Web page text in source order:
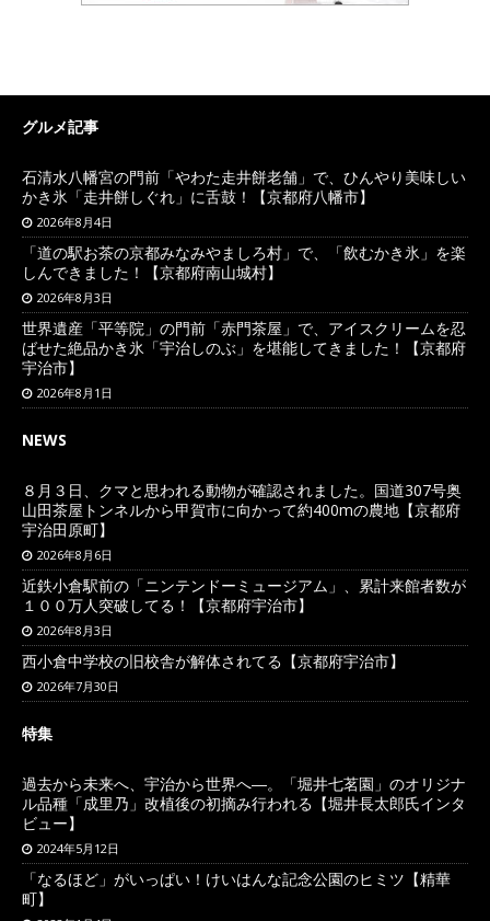
グルメ記事
石清水八幡宮の門前「やわた走井餅老舗」で、ひんやり美味しい
かき氷「走井餅しぐれ」に舌鼓！【京都府八幡市】
2026年8月4日
「道の駅お茶の京都みなみやましろ村」で、「飲むかき氷」を楽
しんできました！【京都府南山城村】
2026年8月3日
世界遺産「平等院」の門前「赤門茶屋」で、アイスクリームを忍
ばせた絶品かき氷「宇治しのぶ」を堪能してきました！【京都府
宇治市】
2026年8月1日
NEWS
８月３日、クマと思われる動物が確認されました。国道307号奥
山田茶屋トンネルから甲賀市に向かって約400mの農地【京都府
宇治田原町】
2026年8月6日
近鉄小倉駅前の「ニンテンドーミュージアム」、累計来館者数が
１００万人突破してる！【京都府宇治市】
2026年8月3日
西小倉中学校の旧校舎が解体されてる【京都府宇治市】
2026年7月30日
特集
過去から未来へ、宇治から世界へ―。「堀井七茗園」のオリジナ
ル品種「成里乃」改植後の初摘み行われる【堀井長太郎氏インタ
ビュー】
2024年5月12日
「なるほど」がいっぱい！けいはんな記念公園のヒミツ【精華
町】